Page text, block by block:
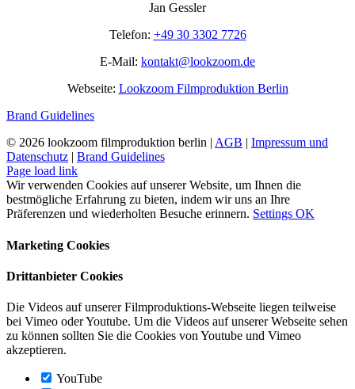
Jan Gessler
Telefon: +49 30 3302 7726
E-Mail: kontakt@lookzoom.de
Webseite: Lookzoom Filmproduktion Berlin
Brand Guidelines
© 2026 lookzoom filmproduktion berlin | AGB | Impressum und
Datenschutz | Brand Guidelines
Facebook
Vimeo
YouTube
Instagram
Page load link
Wir verwenden Cookies auf unserer Website, um Ihnen die
bestmögliche Erfahrung zu bieten, indem wir uns an Ihre
Präferenzen und wiederholten Besuche erinnern. Settings OK
Marketing Cookies
Drittanbieter Cookies
Die Videos auf unserer Filmproduktions-Webseite liegen teilweise
bei Vimeo oder Youtube. Um die Videos auf unserer Webseite sehen
zu können sollten Sie die Cookies von Youtube und Vimeo
akzeptieren.
YouTube